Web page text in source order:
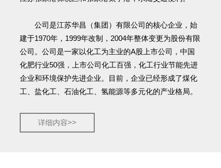
公司是江苏华昌（集团）有限公司的核心企业，始
建于1970年，1999年改制，2004年整体变更为股份有限
公司。公司是一家以化工为主业的A股上市公司，中国
化肥行业50强，上市公司化工百强，化工行业节能先进
企业和环境保护先进企业。目前，企业已经形成了煤化
工、盐化工、石油化工、氢能源等多元化的产业格局。
详细内容>>